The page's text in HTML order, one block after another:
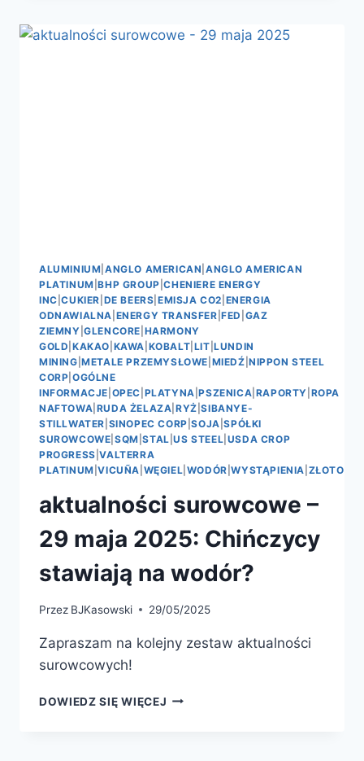
SUROWCE
ALUMINIUM ANGLO AMERICAN ANGLO AMERICAN
PLATINUM |BHP GROUP |CHENIERE ENERGY
INC |CUKIER DE BEERS EMISJA CO2 ENERGIA
ODNAWIALNA ENERGY TRANSFER |FED GAZ
ZIEMNY |GLENCORE HARMONY
GOLD KAKAO KAWA KOBALT LIT |LUNDIN
MINING |METALE PRZEMYSŁOWE MIEDŹ |NIPPON STEEL
CORP OGÓLNE
INFORMACJE OPEC PLATYNA |PSZENICA RAPORTY ROPA
NAFTOWA RUDA ŻELAZA RYŻ |SIBANYE-
STILLWATER SINOPEC CORP |SOJA |SPÓŁKI
SUROWCOWE SQM |STAL |US STEEL USDA CROP
PROGRESS |VALTERRA
PLATINUM |VICUÑA WĘGIEL WODÓR |WYSTĄPIENIA ZŁOTO
aktualności surowcowe –
29 maja 2025: Chińczycy
stawiają na wodór?
Przez BJKasowski 29/05/2025
Zapraszam na kolejny zestaw aktualności
surowcowych!
DOWIEDZ SIĘ WIĘCEJ AKTUALNOŚCI